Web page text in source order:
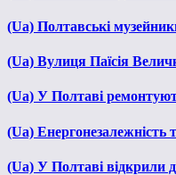
(Ua) Полтавські
(Ua) Вулиця Паїсія
(Ua) У Полтаві
(Ua) Енергонезалежність
(Ua) У Полтаві відкрили